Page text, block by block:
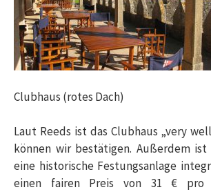
Clubhaus (rotes Dach)
Laut Reeds ist das Clubhaus „very
können wir bestätigen. Außerdem ist
eine historische Festungsanlage
einen fairen Preis von 31 € pro